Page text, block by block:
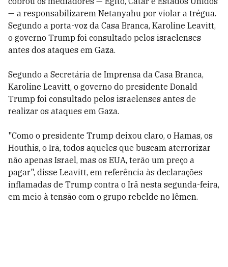
— a responsabilizarem Netanyahu por violar a trégua.
Segundo a porta-voz da Casa Branca, Karoline Leavitt,
o governo Trump foi consultado pelos israelenses
antes dos ataques em Gaza.
Segundo a Secretária de Imprensa da Casa Branca,
Karoline Leavitt, o governo do presidente Donald
Trump foi consultado pelos israelenses antes de
realizar os ataques em Gaza.
"Como o presidente Trump deixou claro, o Hamas, os
Houthis, o Irã, todos aqueles que buscam aterrorizar
não apenas Israel, mas os EUA, terão um preço a
pagar", disse Leavitt, em referência às declarações
inflamadas de Trump contra o Irã nesta segunda-feira,
em meio à tensão com o grupo rebelde no Iêmen.